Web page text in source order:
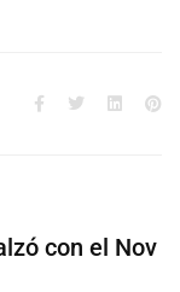
con el Nov